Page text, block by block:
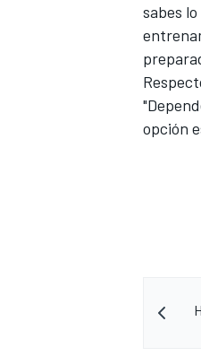
sabes
opción